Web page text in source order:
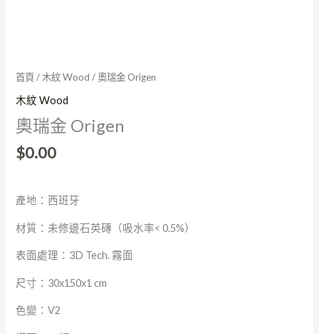
首頁/木紋 Wood / 奧瑞金 Origen
木紋 Wood
奧瑞金 Origen
$0.00
產地：西班牙
材質：未修邊石英磚（吸水率< 0.5%）
表面處理：3D Tech. 霧面
尺寸：30x150x1 cm
色變：V2